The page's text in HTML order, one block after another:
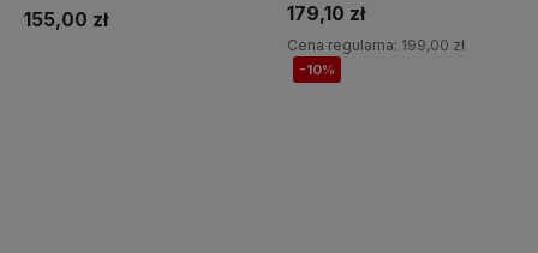
155,00 zł 179,10 zł
Cena regularna: 199,00 zł
-10%